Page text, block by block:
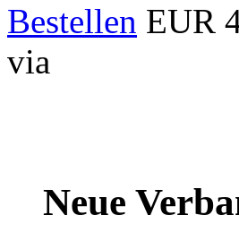
Bestellen EUR
via
Neue